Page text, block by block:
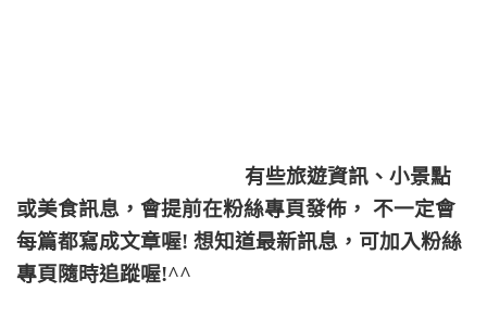
有些旅遊資訊、小景點
或美食訊息，會提前在粉絲專頁發佈， 不一定會
每篇都寫成文章喔! 想知道最新訊息，可加入粉絲
專頁隨時追蹤喔!^^